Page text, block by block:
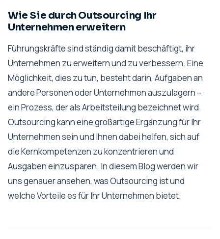
Wie Sie durch Outsourcing Ihr
Unternehmen erweitern
Führungskräfte sind ständig damit beschäftigt, ihr
Unternehmen zu erweitern und zu verbessern. Eine
Möglichkeit, dies zu tun, besteht darin, Aufgaben an
andere Personen oder Unternehmen auszulagern –
ein Prozess, der als Arbeitsteilung bezeichnet wird.
Outsourcing kann eine großartige Ergänzung für Ihr
Unternehmen sein und Ihnen dabei helfen, sich auf
die Kernkompetenzen zu konzentrieren und
Ausgaben einzusparen. In diesem Blog werden wir
uns genauer ansehen, was Outsourcing ist und
welche Vorteile es für Ihr Unternehmen bietet.